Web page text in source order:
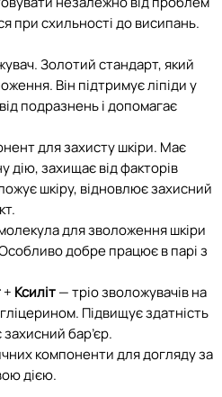
при схильності до висипань.
Золотий стандарт, який
Він підтримує ліпіди у
подразнень і допомагає
для захисту шкіри. Має
дію, захищає від факторів
шкіру, відновлює захисний
для зволоження шкіри
добре працює в парі з
+ Ксиліт— тріо зволожувачів на
Підвищує здатність
бар’єр.
компоненти для догляду за
дією.